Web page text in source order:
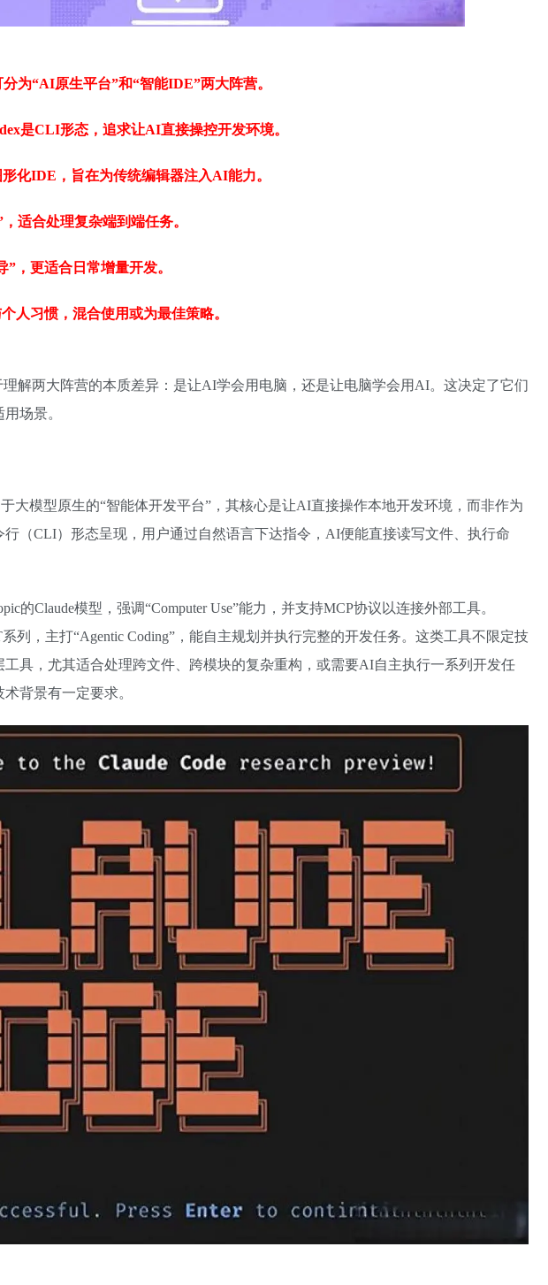
为“AI原生平台”和“智能IDE”两大阵营。
是CLI形态，追求让AI直接操控开发环境。
化IDE，旨在为传统编辑器注入AI能力。
适合处理复杂端到端任务。
”，更适合日常增量开发。
人习惯，混合使用或为最佳策略。
解两大阵营的本质差异：是让AI学会用 电脑 ，还是让电脑学会用AI。这决定了它们
场景。
于大模型原生的“智能体开发平台”，其核心是让AI直接操作本地开发环境，而非作为
（CLI）形态呈现，用户通过自然语言下达指令，AI便能直接读写文件、执行命
的Claude模型，强调“Computer Use”能力，并支持MCP协议以连接外部工具。
系列，主打“Agentic Coding”，能自主规划并执行完整的开发任务。这类工具不限定技
具，尤其适合处理跨文件、跨模块的复杂重构，或需要AI自主执行一系列开发任
背景有一定要求。